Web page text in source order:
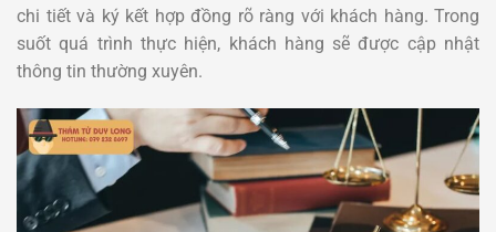
chi tiết và ký kết hợp đồng rõ ràng với khách hàng. Trong
suốt quá trình thực hiện, khách hàng sẽ được cập nhật
thông tin thường xuyên.